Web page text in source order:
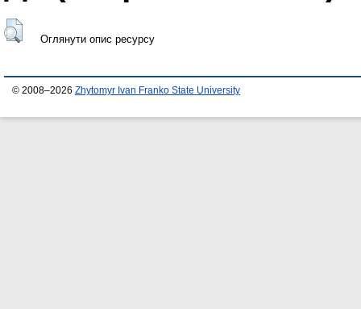
Оглянути опис ресурсу
© 2008–2026 Zhytomyr Ivan Franko State University